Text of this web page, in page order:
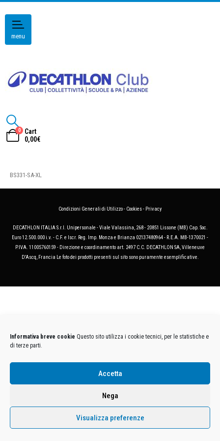
Informativa breve cookie Questo sito utilizza i cookie tecnici, per le statistiche e
di terze parti.
Accetta
Nega
Visualizza preferenze
menu
0
Cart
0,00€
BS331-SA-XL
Condizioni Generali di Utilizzo- Cookies- Privacy
DECATHLON ITALIA S.r.l. Unipersonale - Viale Valassina, 268 - 20851 Lissone (MB) Cap. Soc.
Euro 12.500.000 i.v. - C.F. e Iscr. Reg. Imp. Monza e Brianza 02137480964 - R.E.A. MB-1370021 -
P.IVA. 11005760159 - Direzione e coordinamento art. 2497 C.C. DECATHLON SA, Villeneuve
D'Ascq, Francia Le foto dei prodotti presenti sul sito sono puramente esemplificative.